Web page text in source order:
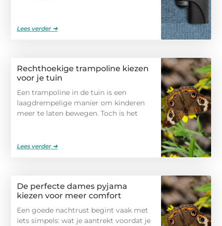
Lees verder ➜
Rechthoekige trampoline kiezen
voor je tuin
Een trampoline in de tuin is een
laagdrempelige manier om kinderen
meer te laten bewegen. Toch is het
Lees verder ➜
De perfecte dames pyjama
kiezen voor meer comfort
Een goede nachtrust begint vaak met
iets simpels: wat je aantrekt voordat je